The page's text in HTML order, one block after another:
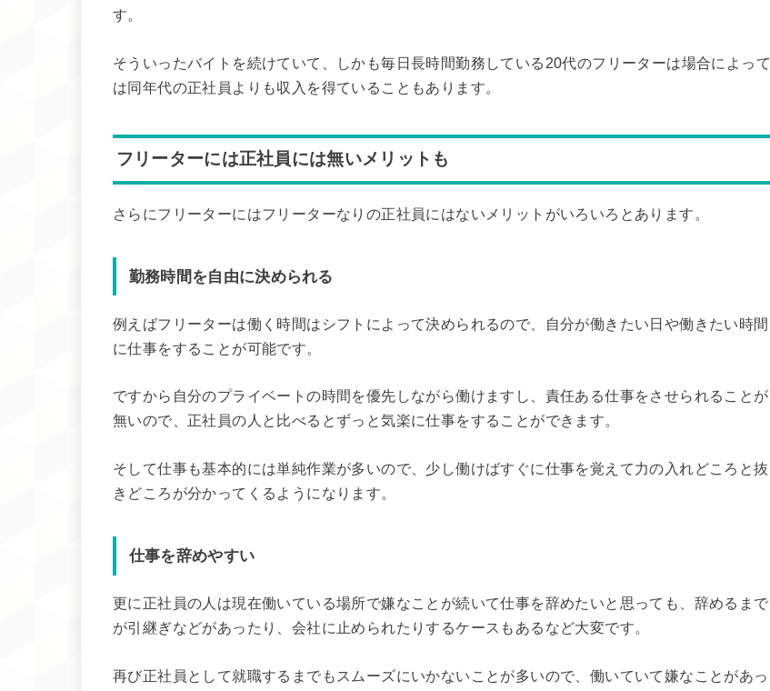
す。
そういったバイトを続けていて、しかも毎日長時間勤務している20代のフリーターは場合によって
は同年代の正社員よりも収入を得ていることもあります。
フリーターには正社員には無いメリットも
さらにフリーターにはフリーターなりの正社員にはないメリットがいろいろとあります。
勤務時間を自由に決められる
例えばフリーターは働く時間はシフトによって決められるので、自分が働きたい日や働きたい時間
に仕事をすることが可能です。
ですから自分のプライベートの時間を優先しながら働けますし、責任ある仕事をさせられることが
無いので、正社員の人と比べるとずっと気楽に仕事をすることができます。
そして仕事も基本的には単純作業が多いので、少し働けばすぐに仕事を覚えて力の入れどころと抜
きどころが分かってくるようになります。
仕事を辞めやすい
更に正社員の人は現在働いている場所で嫌なことが続いて仕事を辞めたいと思っても、辞めるまで
が引継ぎなどがあったり、会社に止められたりするケースもあるなど大変です。
再び正社員として就職するまでもスムーズにいかないことが多いので、働いていて嫌なことがあっ